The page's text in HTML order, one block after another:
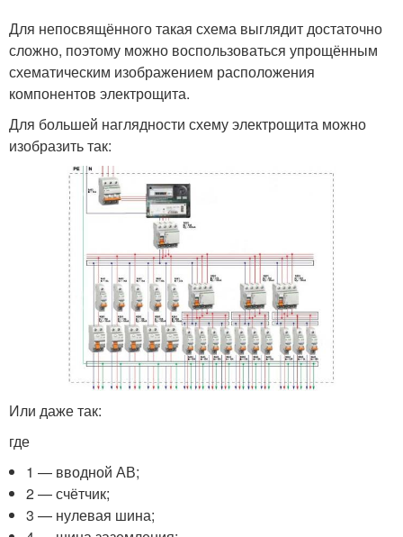
Для непосвящённого такая схема выглядит достаточно
сложно, поэтому можно воспользоваться упрощённым
схематическим изображением расположения
компонентов электрощита.
Для большей наглядности схему электрощита можно
изобразить так:
Или даже так:
где
1 — вводной АВ;
2 — счётчик;
3 — нулевая шина;